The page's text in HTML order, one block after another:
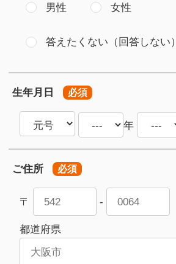
男性 女性
答えたくない（回答しない）
生年月日 必須
年
ご住所 必須
〒 -
都道府県